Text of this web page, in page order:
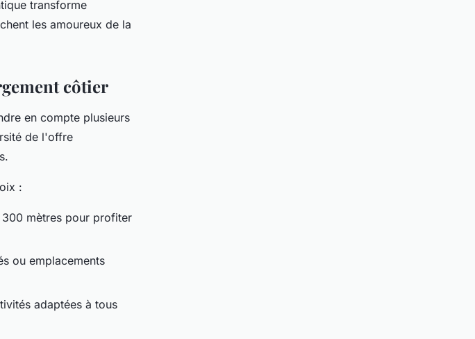
transforme
les amoureux de la
côtier
en compte plusieurs
de l'offre
:
mètres pour profiter
ou emplacements
adaptées à tous